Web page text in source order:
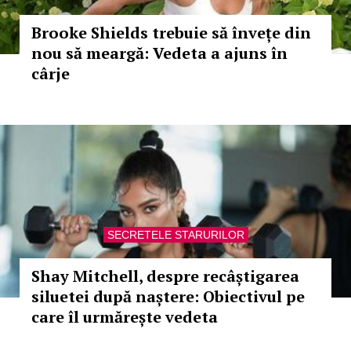
Brooke Shields trebuie să învețe din
nou să meargă: Vedeta a ajuns în
cârje
SECRETELE STARURILOR
Shay Mitchell, despre recâștigarea
siluetei după naștere: Obiectivul pe
care îl urmărește vedeta